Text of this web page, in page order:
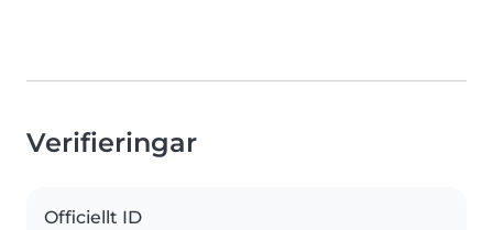
Verifieringar
Officiellt ID